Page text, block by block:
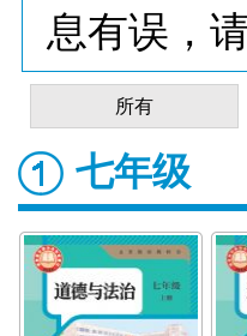
息有误，
所有
七年级